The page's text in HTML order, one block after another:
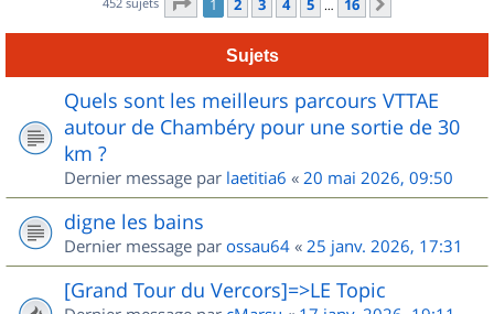
1 2 3 4 5 … 16
Sujets
Quels sont les meilleurs parcours VTTAE
autour de Chambéry pour une sortie de 30
km ?
Dernier message par laetitia6 « 20 mai 2026, 09:50
digne les bains
Dernier message par ossau64 « 25 janv. 2026, 17:31
[Grand Tour du Vercors]=>LE Topic